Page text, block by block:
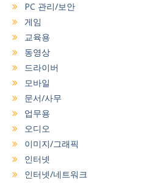
PC 관리/보안
게임
교육용
동영상
드라이버
모바일
문서/사무
업무용
오디오
이미지/그래픽
인터넷
인터넷/네트워크